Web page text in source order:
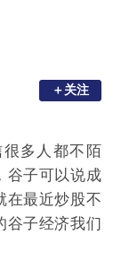
＋关注
＋关注
多人都不陌
谷子可以说成
在最近炒股不
谷子经济我们